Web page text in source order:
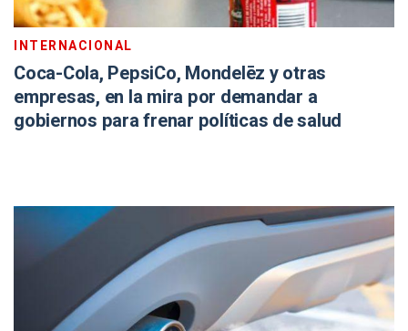
INTERNACIONAL
Coca-Cola, PepsiCo, Mondelēz y otras
empresas, en la mira por demandar a
gobiernos para frenar políticas de salud